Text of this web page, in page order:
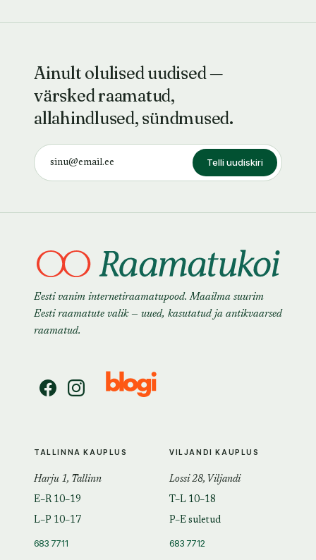
Ainult olulised uudised —
värsked raamatud,
allahindlused, sündmused.
Telli uudiskiri
Eesti vanim internetiraamatupood. Maailma suurim
Eesti raamatute valik — uued, kasutatud ja antikvaarsed
raamatud.
TALLINNA KAUPLUS
Harju 1, Tallinn
E–R 10–19
L–P 10–17
683 7711
VILJANDI KAUPLUS
Lossi 28, Viljandi
T–L 10–18
P–E suletud
683 7712